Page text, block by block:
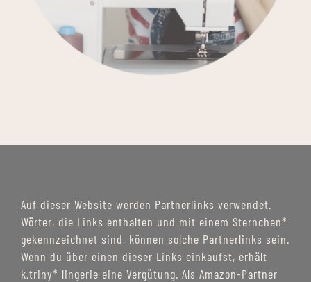
Auf dieser Website werden Partnerlinks verwendet.
Wörter, die Links enthalten und mit einem Sternchen*
gekennzeichnet sind, können solche Partnerlinks sein.
Wenn du über einen dieser Links einkaufst, erhält
k.triny* lingerie eine Vergütung. Als Amazon-Partner